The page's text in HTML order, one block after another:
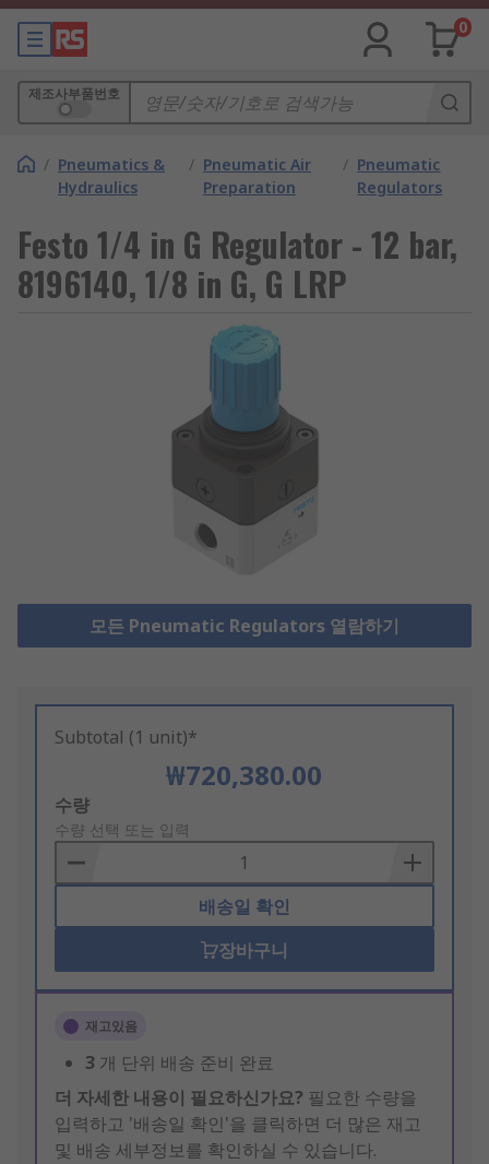
0
제조사부품번호
/ Pneumatics &
Hydraulics
/ Pneumatic Air
Preparation
/ Pneumatic
Regulators
Festo 1/4 in G Regulator - 12 bar,
8196140, 1/8 in G, G LRP
모든 Pneumatic Regulators 열람하기
Subtotal (1 unit)*
₩720,380.00
Add
to
Basket
수량
수량 선택 또는 입력
배송일 확인
장바구니
재고있음
3 개 단위 배송 준비 완료
더 자세한 내용이 필요하신가요? 필요한 수량을
입력하고 '배송일 확인'을 클릭하면 더 많은 재고
및 배송 세부정보를 확인하실 수 있습니다.